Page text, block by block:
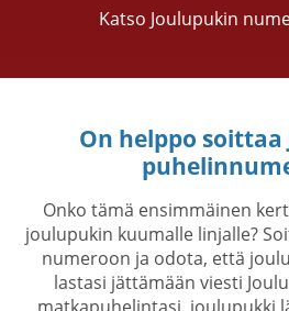
Katso Joulupukin
On helppo
Onko tämä ensimmäinen
joulupukin kuumalle linjalle?
numeroon ja odota, että
lastasi jättämään viesti